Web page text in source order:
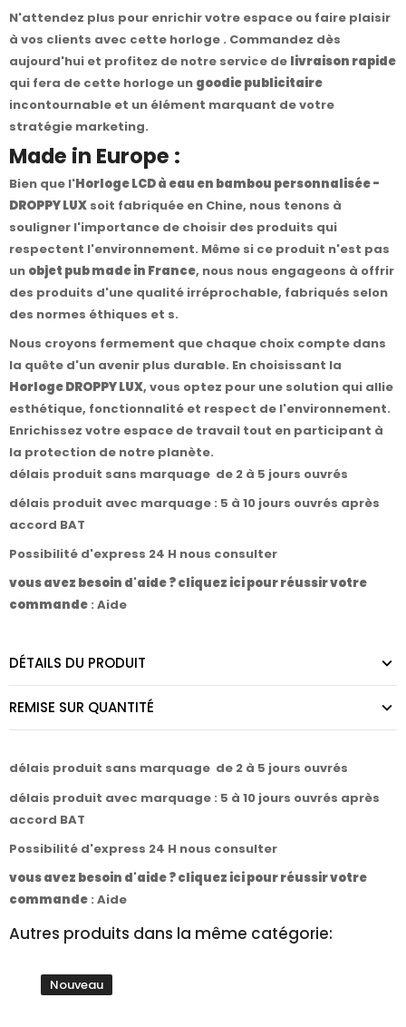
N'attendez plus pour enrichir votre espace ou faire plaisir
à vos clients avec cette horloge . Commandez dès
aujourd'hui et profitez de notre service de livraison rapide
qui fera de cette horloge un goodie publicitaire
incontournable et un élément marquant de votre
stratégie marketing.
Made in Europe :
Bien que l'Horloge LCD à eau en bambou personnalisée -
DROPPY LUX soit fabriquée en Chine, nous tenons à
souligner l'importance de choisir des produits qui
respectent l'environnement. Même si ce produit n'est pas
un objet pub made in France, nous nous engageons à offrir
des produits d'une qualité irréprochable, fabriqués selon
des normes éthiques et s.
Nous croyons fermement que chaque choix compte dans
la quête d'un avenir plus durable. En choisissant la
Horloge DROPPY LUX, vous optez pour une solution qui allie
esthétique, fonctionnalité et respect de l'environnement.
Enrichissez votre espace de travail tout en participant à
la protection de notre planète.
délais produit sans marquage de 2 à 5 jours ouvrés
délais produit avec marquage : 5 à 10 jours ouvrés après
accord BAT
Possibilité d'express 24 H nous consulter
vous avez besoin d'aide ? cliquez ici pour réussir votre
commande : Aide
DÉTAILS DU PRODUIT
REMISE SUR QUANTITÉ
délais produit sans marquage de 2 à 5 jours ouvrés
délais produit avec marquage : 5 à 10 jours ouvrés après
accord BAT
Possibilité d'express 24 H nous consulter
vous avez besoin d'aide ? cliquez ici pour réussir votre
commande : Aide
Autres produits dans la même catégorie:
Nouveau